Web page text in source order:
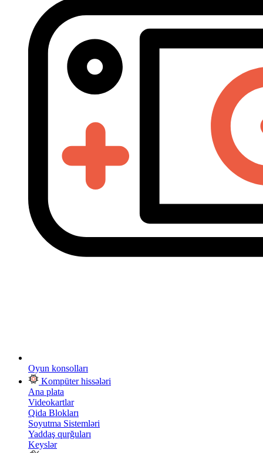
Oyun konsolları
Kompüter hissələri
Ana plata
Videokartlar
Qida Blokları
Soyutma Sistemləri
Yaddaş qurğuları
Keyslər